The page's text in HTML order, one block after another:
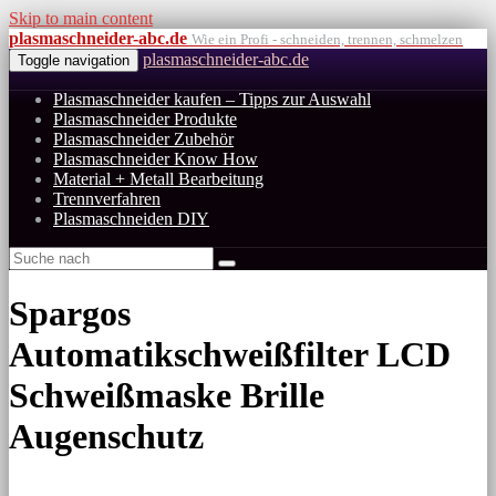
Skip to main content
plasmaschneider-abc.de Wie ein Profi - schneiden, trennen, schmelzen
Toggle navigation
plasmaschneider-abc.de
Plasmaschneider kaufen – Tipps zur Auswahl
Plasmaschneider Produkte
Plasmaschneider Zubehör
Plasmaschneider Know How
Material + Metall Bearbeitung
Trennverfahren
Plasmaschneiden DIY
Spargos
Automatikschweißfilter LCD
Schweißmaske Brille
Augenschutz